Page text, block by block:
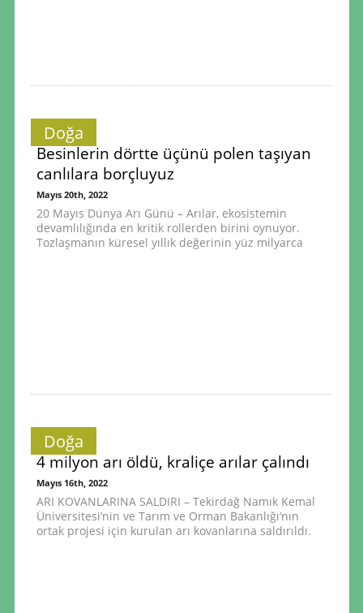
Doğa
Besinlerin dörtte üçünü polen taşıyan
canlılara borçluyuz
Mayıs 20th, 2022
20 Mayıs Dünya Arı Günü – Arılar, ekosistemin
devamlılığında en kritik rollerden birini oynuyor.
Tozlaşmanın küresel yıllık değerinin yüz milyarca
Doğa
4 milyon arı öldü, kraliçe arılar çalındı
Mayıs 16th, 2022
ARI KOVANLARINA SALDIRI – Tekirdağ Namık Kemal
Üniversitesi’nin ve Tarım ve Orman Bakanlığı’nın
ortak projesi için kurulan arı kovanlarına saldırıldı.